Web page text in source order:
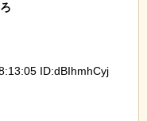
ID:dBIhmhCyj